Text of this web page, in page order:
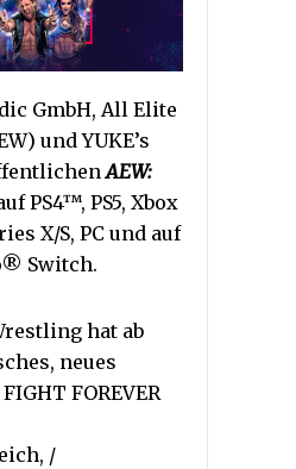
GmbH, All Elite
und YUKE’s
AEW:
PS4™, PS5, Xbox
X/S, PC und auf
Switch.
hat ab
neues
FOREVER
/